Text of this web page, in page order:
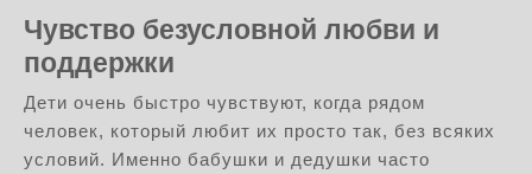
Чувство безусловной любви и
поддержки
Дети очень быстро чувствуют, когда рядом
человек, который любит их просто так, без всяких
условий. Именно бабушки и дедушки часто